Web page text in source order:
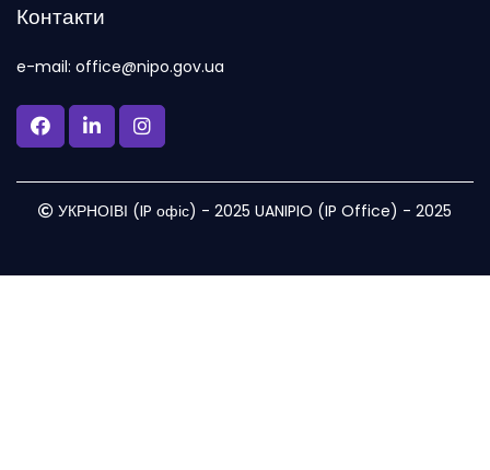
Контакти
e-mail: office@nipo.gov.ua
УКРНОІВІ (IP офіс) - 2025 UANIPIO (IP Office) - 2025